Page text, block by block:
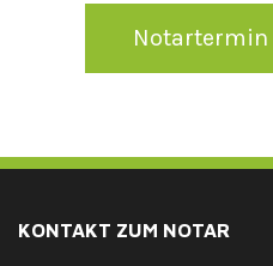
Notartermin
KONTAKT ZUM NOTAR